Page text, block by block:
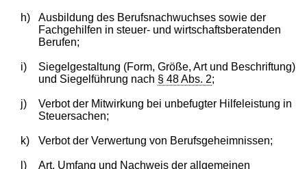
h)
Ausbildung des Berufsnachwuchses sowie der
Fachgehilfen in steuer- und wirtschaftsberatenden
Berufen;
i)
Siegelgestaltung (Form, Größe, Art und Beschriftung)
und Siegelführung nach § 48 Abs. 2;
j)
Verbot der Mitwirkung bei unbefugter Hilfeleistung in
Steuersachen;
k) Verbot der Verwertung von Berufsgeheimnissen;
l) Art, Umfang und Nachweis der allgemeinen